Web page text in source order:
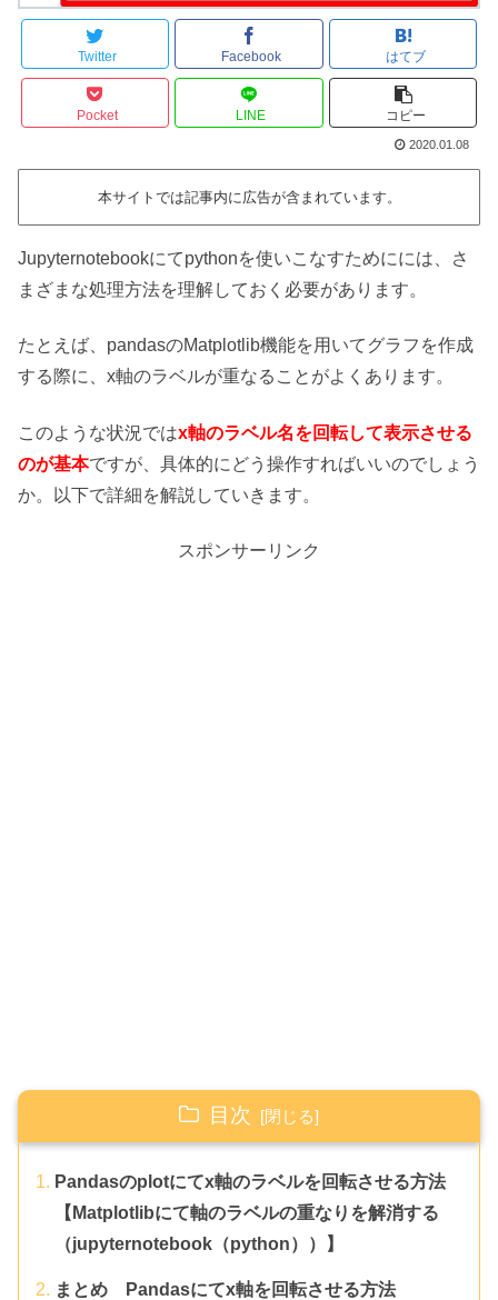
Twitter Facebook はてブ
Pocket LINE コピー
2020.01.08
本サイトでは記事内に広告が含まれています。
Jupyternotebookにてpythonを使いこなすためにには、さ
まざまな処理方法を理解しておく必要があります。
たとえば、pandasのMatplotlib機能を用いてグラフを作成
する際に、x軸のラベルが重なることがよくあります。
このような状況ではx軸のラベル名を回転して表示させる
のが基本ですが、具体的にどう操作すればいいのでしょう
か。以下で詳細を解説していきます。
スポンサーリンク
目次
Pandasのplotにてx軸のラベルを回転させる方法
【Matplotlibにて軸のラベルの重なりを解消する
（jupyternotebook（python））】
まとめ Pandasにてx軸を回転させる方法